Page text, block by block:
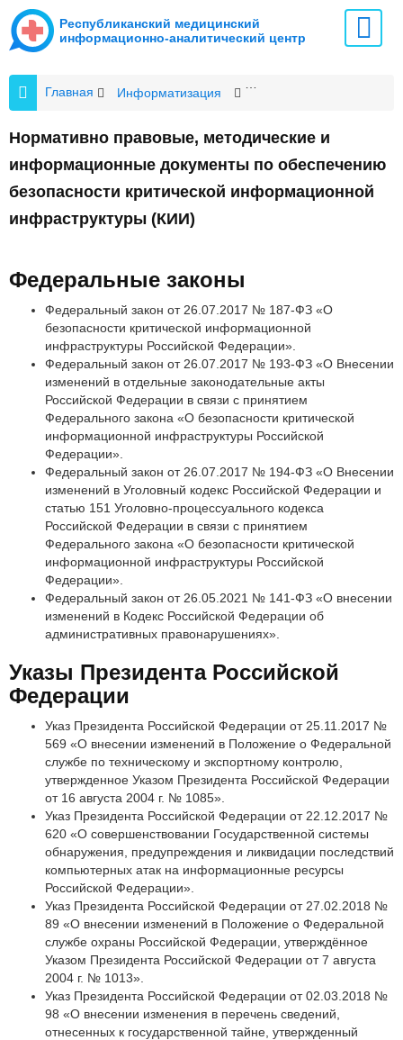
Республиканский медицинский
информационно-аналитический центр
Главная Информатизация Критические
Нормативно правовые, методические и
информационные документы по обеспечению
безопасности критической информационной
инфраструктуры (КИИ)
Федеральные законы
Федеральный закон от 26.07.2017 № 187-ФЗ «О
безопасности критической информационной
инфраструктуры Российской Федерации».
Федеральный закон от 26.07.2017 № 193-ФЗ «О Внесении
изменений в отдельные законодательные акты
Российской Федерации в связи с принятием
Федерального закона «О безопасности критической
информационной инфраструктуры Российской
Федерации».
Федеральный закон от 26.07.2017 № 194-ФЗ «О Внесении
изменений в Уголовный кодекс Российской Федерации и
статью 151 Уголовно-процессуального кодекса
Российской Федерации в связи с принятием
Федерального закона «О безопасности критической
информационной инфраструктуры Российской
Федерации».
Федеральный закон от 26.05.2021 № 141-ФЗ «О внесении
изменений в Кодекс Российской Федерации об
административных правонарушениях».
Указы Президента Российской
Федерации
Указ Президента Российской Федерации от 25.11.2017 №
569 «О внесении изменений в Положение о Федеральной
службе по техническому и экспортному контролю,
утвержденное Указом Президента Российской Федерации
от 16 августа 2004 г. № 1085».
Указ Президента Российской Федерации от 22.12.2017 №
620 «О совершенствовании Государственной системы
обнаружения, предупреждения и ликвидации последствий
компьютерных атак на информационные ресурсы
Российской Федерации».
Указ Президента Российской Федерации от 27.02.2018 №
89 «О внесении изменений в Положение о Федеральной
службе охраны Российской Федерации, утверждённое
Указом Президента Российской Федерации от 7 августа
2004 г. № 1013».
Указ Президента Российской Федерации от 02.03.2018 №
98 «О внесении изменения в перечень сведений,
отнесенных к государственной тайне, утвержденный